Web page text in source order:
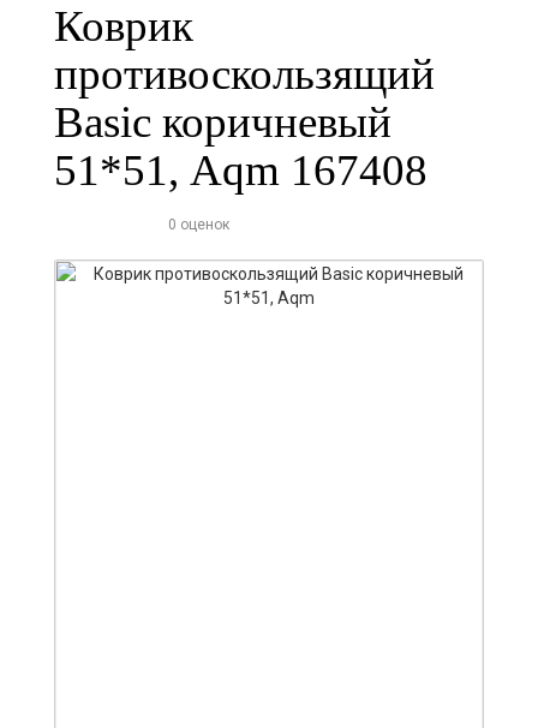
Коврик
противоскользящий
Basic коричневый
51*51, Aqm 167408
0 оценок